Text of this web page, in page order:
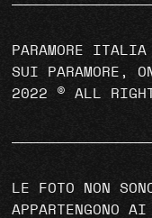
PARAMORE
SUI PARAMORE,
2022 © ALL
LE FOTO NON
APPARTENGONO